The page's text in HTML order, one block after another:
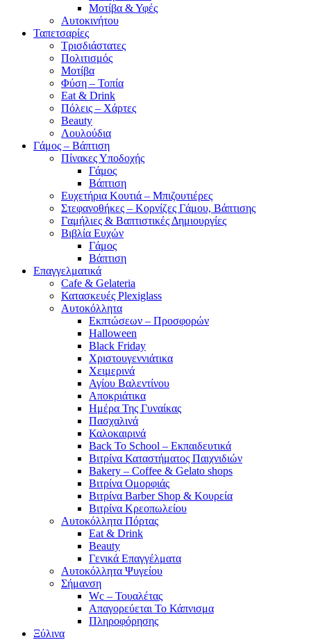
Μοτίβα & Υφές
Αυτοκινήτου
Ταπετσαρίες
Τρισδιάστατες
Πολιτισμός
Μοτίβα
Φύση – Τοπία
Eat & Drink
Πόλεις – Χάρτες
Beauty
Λουλούδια
Γάμος – Βάπτιση
Πίνακες Υποδοχής
Γάμος
Βάπτιση
Ευχετήρια Κουτιά – Μπιζουτιέρες
Στεφανοθήκες – Κορνίζες Γάμου, Βάπτισης
Γαμήλιες & Βαπτιστικές Δημιουργίες
Βιβλία Ευχών
Γάμος
Βάπτιση
Επαγγελματικά
Cafe & Gelateria
Κατασκευές Plexiglass
Αυτοκόλλητα
Εκπτώσεων – Προσφορών
Halloween
Black Friday
Χριστουγεννιάτικα
Χειμερινά
Αγίου Βαλεντίνου
Αποκριάτικα
Ημέρα Της Γυναίκας
Πασχαλινά
Καλοκαιρινά
Back To School – Εκπαιδευτικά
Βιτρίνα Καταστήματος Παιχνιδιών
Bakery – Coffee & Gelato shops
Βιτρίνα Ομορφιάς
Βιτρίνα Barber Shop & Κουρεία
Βιτρίνα Κρεοπωλείου
Αυτοκόλλητα Πόρτας
Eat & Drink
Beauty
Γενικά Επαγγέλματα
Αυτοκόλλητα Ψυγείου
Σήμανση
Wc – Τουαλέτας
Απαγορεύεται Το Κάπνισμα
Πληροφόρησης
Ξύλινα